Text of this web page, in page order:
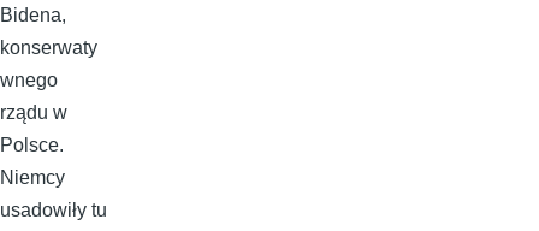
Bidena,
konserwaty
wnego
rządu w
Polsce.
Niemcy
usadowiły tu